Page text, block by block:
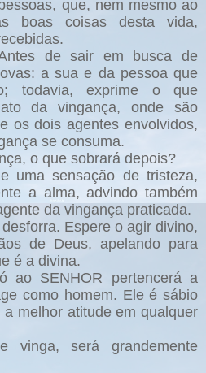
que, nem mesmo ao
boas coisas desta vida,
de sair em busca de
a sua e da pessoa que
todavia, exprime o que
da vingança, onde são
os dois agentes envolvidos,
se consuma.
o que sobrará depois?
uma sensação de tristeza,
a alma, advindo também
da vingança praticada.
Espere o agir divino,
de Deus, apelando para
é a divina.
ao SENHOR pertencerá a
como homem. Ele é sábio
melhor atitude em qualquer
vinga, será grandemente